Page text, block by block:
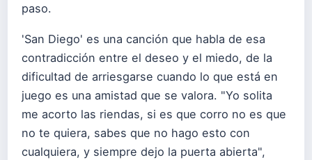
paso.
'San Diego' es una canción que habla de esa
contradicción entre el deseo y el miedo, de la
dificultad de arriesgarse cuando lo que está en
juego es una amistad que se valora. "Yo solita
me acorto las riendas, si es que corro no es que
no te quiera, sabes que no hago esto con
cualquiera, y siempre dejo la puerta abierta",